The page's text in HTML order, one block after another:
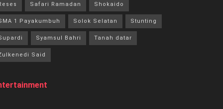
Safari Ramadan Shokaido
1 Payakumbuh Solok Selatan Stunting
Syamsul Bahri Tanah datar
Said